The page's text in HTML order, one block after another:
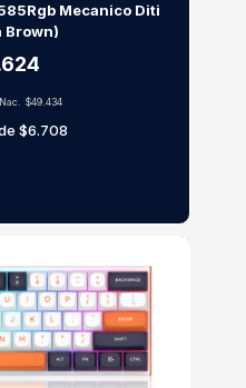
Mecanico Diti
Brown)
$49.434
$6.708